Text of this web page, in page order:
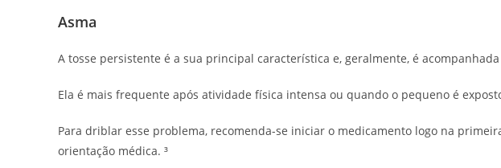
Asma
A tosse persistente é a sua principal característica e, geralmente, é
Ela é mais frequente após atividade física intensa ou quando o pequeno é
Para driblar esse problema, recomenda-se iniciar o medicamento logo na
orientação médica. ³